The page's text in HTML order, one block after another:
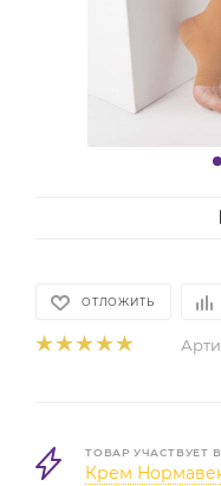
ОТЛОЖИТЬ
ТОВАР УЧАСТВУЕТ
Крем